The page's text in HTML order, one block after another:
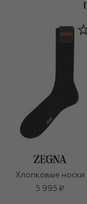
Хлопковые носки
5 995 ₽